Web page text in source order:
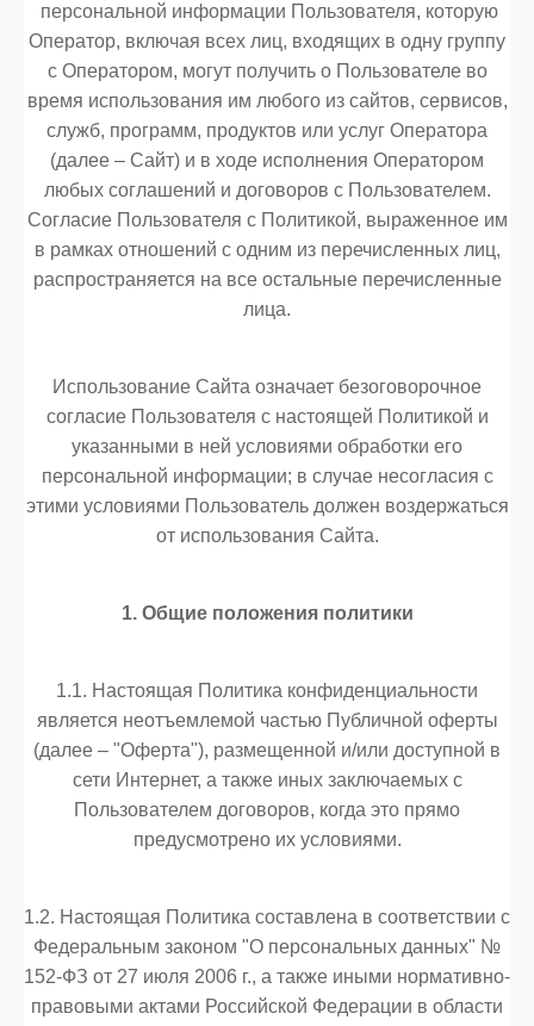
персональной информации Пользователя, которую
Оператор, включая всех лиц, входящих в одну группу
с Оператором, могут получить о Пользователе во
время использования им любого из сайтов, сервисов,
служб, программ, продуктов или услуг Оператора
(далее – Сайт) и в ходе исполнения Оператором
любых соглашений и договоров с Пользователем.
Согласие Пользователя с Политикой, выраженное им
в рамках отношений с одним из перечисленных лиц,
распространяется на все остальные перечисленные
лица.
Использование Сайта означает безоговорочное
согласие Пользователя с настоящей Политикой и
указанными в ней условиями обработки его
персональной информации; в случае несогласия с
этими условиями Пользователь должен воздержаться
от использования Сайта.
1. Общие положения политики
1.1. Настоящая Политика конфиденциальности
является неотъемлемой частью Публичной оферты
(далее – "Оферта"), размещенной и/или доступной в
сети Интернет, а также иных заключаемых с
Пользователем договоров, когда это прямо
предусмотрено их условиями.
1.2. Настоящая Политика составлена в соответствии с
Федеральным законом "О персональных данных" №
152-ФЗ от 27 июля 2006 г., а также иными нормативно-
правовыми актами Российской Федерации в области